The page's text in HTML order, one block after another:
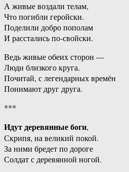
А живые воздали телам,
Что погибли геройски.
Поделили добро пополам
И расстались по-свойски.
Ведь живые обеих сторон —
Люди близкого круга.
Почитай, с легендарных времён
Понимают друг друга.
***
Идут деревянные боги,
Скрипя, на великий покой.
За ними бредет по дороге
Солдат с деревянной ногой.